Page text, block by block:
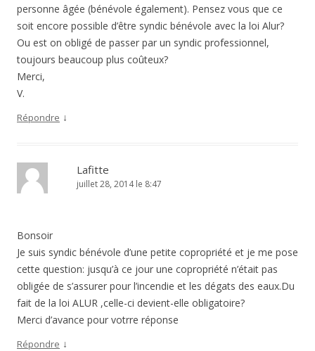
personne âgée (bénévole également). Pensez vous que ce
soit encore possible d’être syndic bénévole avec la loi Alur?
Ou est on obligé de passer par un syndic professionnel,
toujours beaucoup plus coûteux?
Merci,
V.
Répondre ↓
Lafitte
juillet 28, 2014 le 8:47
Bonsoir
Je suis syndic bénévole d’une petite copropriété et je me pose
cette question: jusqu’à ce jour une copropriété n’était pas
obligée de s’assurer pour l’incendie et les dégats des eaux.Du
fait de la loi ALUR ,celle-ci devient-elle obligatoire?
Merci d’avance pour votrre réponse
Répondre ↓